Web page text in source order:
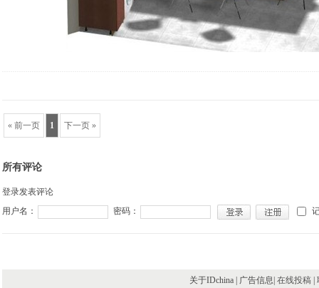
« 前一页 1 下一页 »
所有评论
登录发表评论
用户名：
密码：
关于IDchina | 广告信息| 在线投稿